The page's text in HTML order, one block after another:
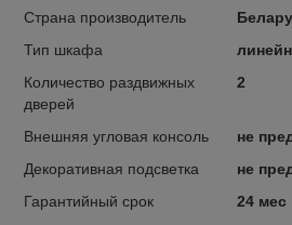
Страна производитель
Тип шкафа
Количество раздвижных
дверей
2
Внешняя угловая консоль
не
Декоративная подсветка
не
Гарантийный срок
24 мес